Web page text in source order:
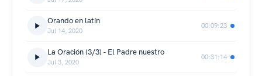
Orando en latín
Jul 14, 2020
00:09:23
La Oración (3/3) - El Padre nuestro
Jul 3, 2020
00:31:14